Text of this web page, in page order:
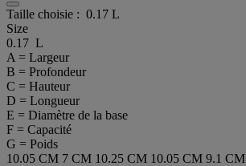
Taille choisie : 0.17 L
Size
0.17 L
A = Largeur
B = Profondeur
C = Hauteur
D = Longueur
E = Diamètre de la base
F = Capacité
G = Poids
10.05 CM 7 CM 10.25 CM 10.05 CM 9.1 CM